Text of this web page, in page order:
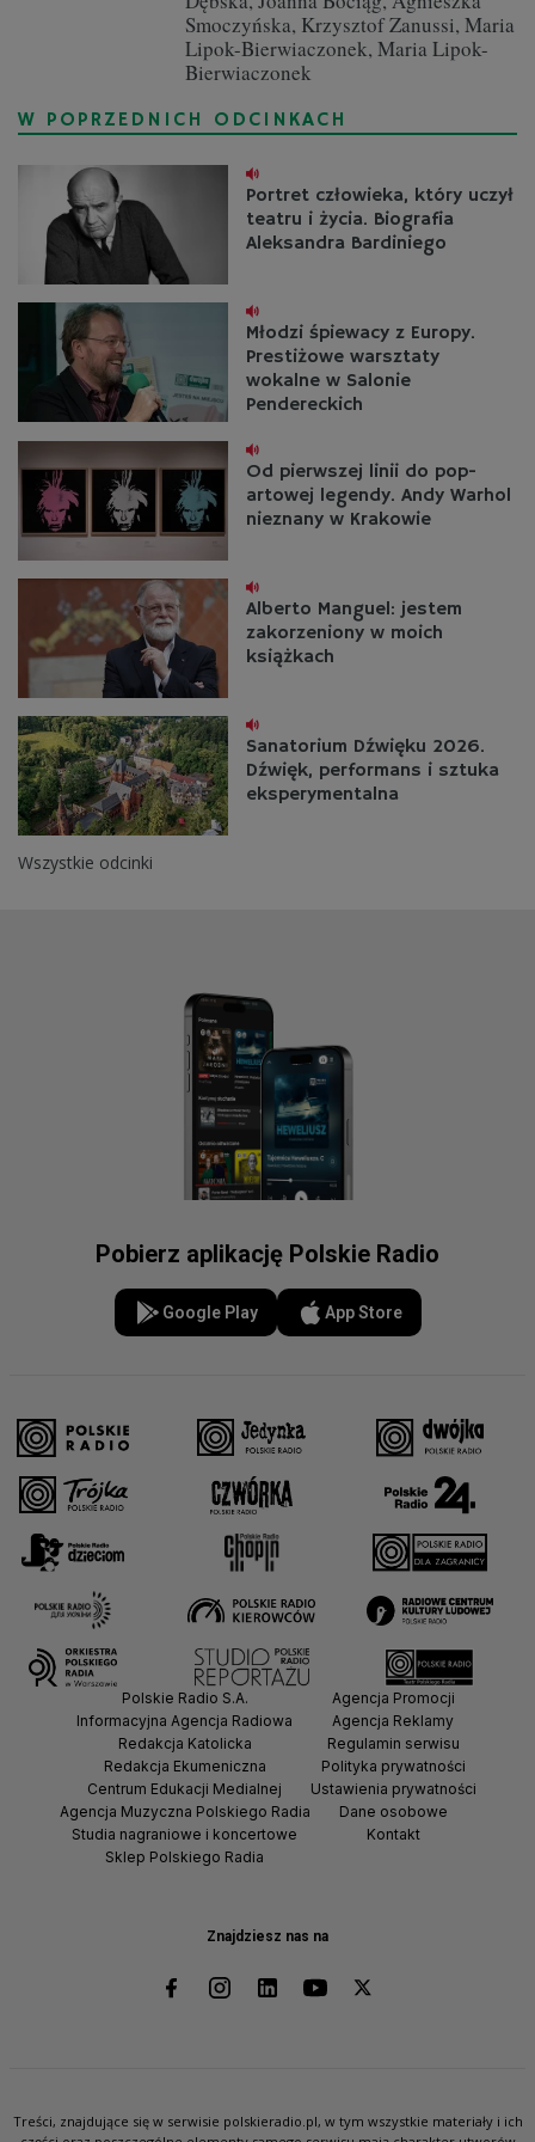
Smoczyńska, Krzysztof Zanussi, Maria
Lipok-Bierwiaczonek, Maria Lipok-
Bierwiaczonek
W POPRZEDNICH ODCINKACH
Portret człowieka, który uczył
teatru i życia. Biografia
Aleksandra Bardiniego
Młodzi śpiewacy z Europy.
Prestiżowe warsztaty
wokalne w Salonie
Pendereckich
Od pierwszej linii do pop-
artowej legendy. Andy Warhol
nieznany w Krakowie
Alberto Manguel: jestem
zakorzeniony w moich
książkach
Sanatorium Dźwięku 2026.
Dźwięk, performans i sztuka
eksperymentalna
Wszystkie odcinki
Pobierz aplikację Polskie Radio
Google Play App Store
Znajdziesz nas na
Polskie Radio S.A.
Informacyjna Agencja Radiowa
Redakcja Katolicka
Redakcja Ekumeniczna
Centrum Edukacji Medialnej
Agencja Muzyczna Polskiego Radia
Studia nagraniowe i koncertowe
Sklep Polskiego Radia
Agencja Promocji
Agencja Reklamy
Regulamin serwisu
Polityka prywatności
Ustawienia prywatności
Dane osobowe
Kontakt
Treści, znajdujące się w serwisie polskieradio.pl, w tym wszystkie materiały i ich